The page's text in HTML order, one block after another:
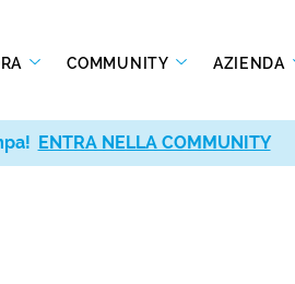
COMMUNITY AZIENDA
ENTRA NELLA COMMUNITY